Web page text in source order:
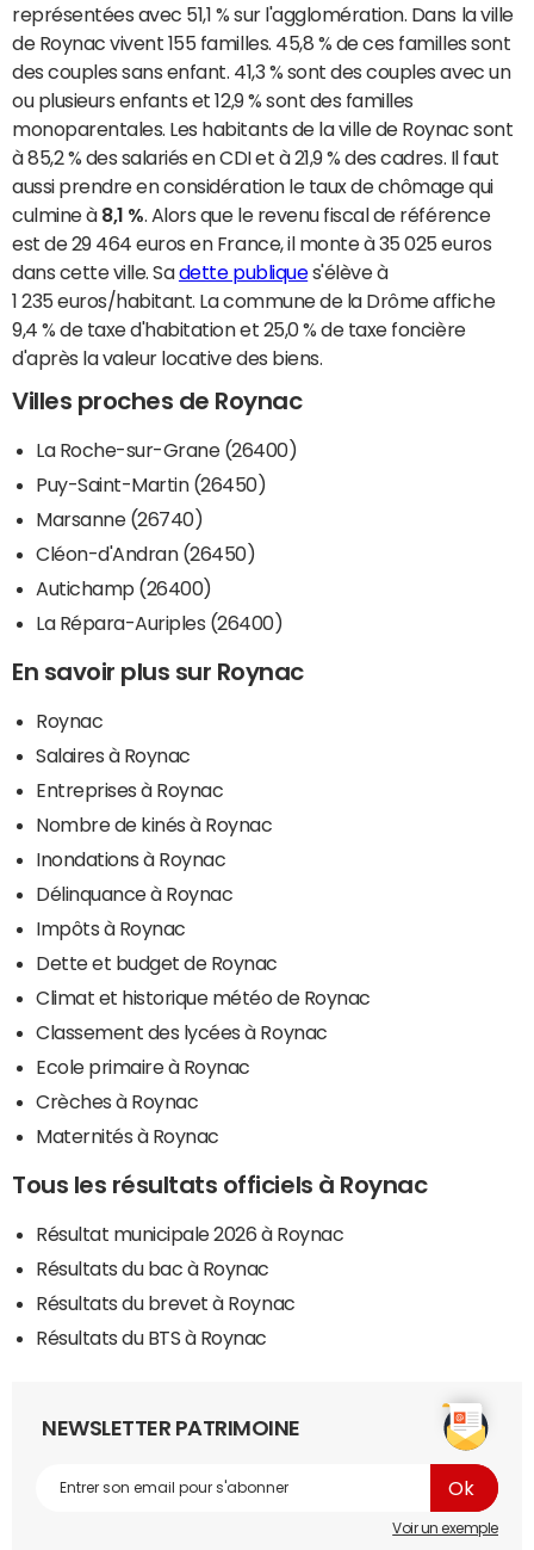
représentées avec 51,1 % sur l'agglomération. Dans la ville
de Roynac vivent 155 familles. 45,8 % de ces familles sont
des couples sans enfant. 41,3 % sont des couples avec un
ou plusieurs enfants et 12,9 % sont des familles
monoparentales. Les habitants de la ville de Roynac sont
à 85,2 % des salariés en CDI et à 21,9 % des cadres. Il faut
aussi prendre en considération le taux de chômage qui
culmine à 8,1 %. Alors que le revenu fiscal de référence
est de 29 464 euros en France, il monte à 35 025 euros
dans cette ville. Sadette publiques'élève à
1 235 euros/habitant. La commune de la Drôme affiche
9,4 % de taxe d'habitation et 25,0 % de taxe foncière
d'après la valeur locative des biens.
Villes proches de Roynac
La Roche-sur-Grane (26400)
Puy-Saint-Martin (26450)
Marsanne (26740)
Cléon-d'Andran (26450)
Autichamp (26400)
La Répara-Auriples (26400)
En savoir plus sur Roynac
Roynac
Salaires à Roynac
Entreprises à Roynac
Nombre de kinés à Roynac
Inondations à Roynac
Délinquance à Roynac
Impôts à Roynac
Dette et budget de Roynac
Climat et historique météo de Roynac
Classement des lycées à Roynac
Ecole primaire à Roynac
Crèches à Roynac
Maternités à Roynac
Tous les résultats officiels à Roynac
Résultat municipale 2026 à Roynac
Résultats du bac à Roynac
Résultats du brevet à Roynac
Résultats du BTS à Roynac
NEWSLETTER PATRIMOINE
Voir un exemple